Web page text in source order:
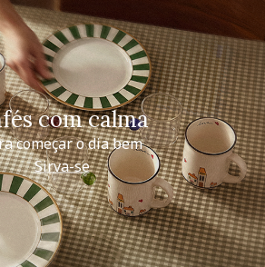
com calma
começar o dia bem
Sirva-se